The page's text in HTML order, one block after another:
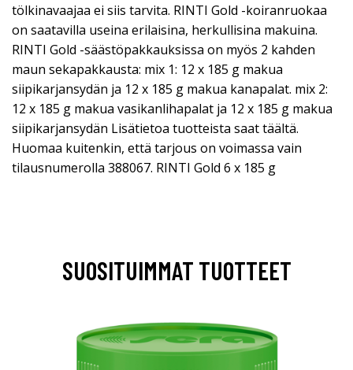
tölkinavaajaa ei siis tarvita. RINTI Gold -koiranruokaa
on saatavilla useina erilaisina, herkullisina makuina.
RINTI Gold -säästöpakkauksissa on myös 2 kahden
maun sekapakkausta: mix 1: 12 x 185 g makua
siipikarjansydän ja 12 x 185 g makua kanapalat. mix 2:
12 x 185 g makua vasikanlihapalat ja 12 x 185 g makua
siipikarjansydän Lisätietoa tuotteista saat täältä.
Huomaa kuitenkin, että tarjous on voimassa vain
tilausnumerolla 388067. RINTI Gold 6 x 185 g
SUOSITUIMMAT TUOTTEET